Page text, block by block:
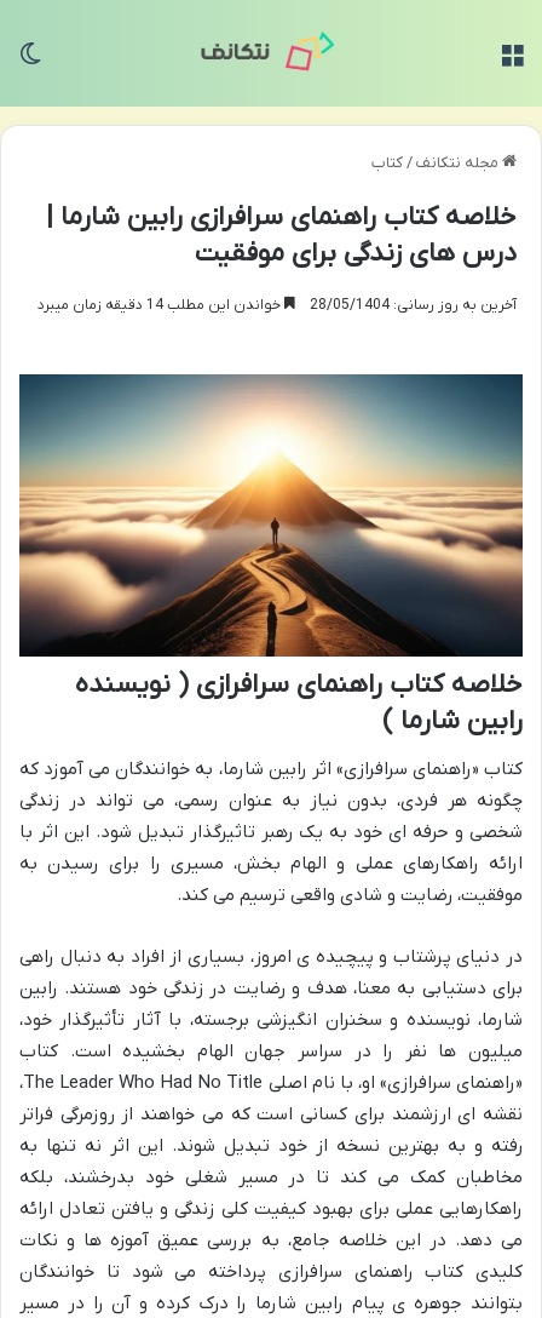
مجله نتکانف/کتاب
خلاصه کتاب راهنمای سرافرازی رابین شارما |
درس های زندگی برای موفقیت
آخرین به روز رسانی: 28/05/1404 خواندن این مطلب 14 دقیقه زمان میبرد
خلاصه کتاب راهنمای سرافرازی ( نویسنده
رابین شارما )
کتاب «راهنمای سرافرازی» اثر رابین شارما، به خوانندگان می آموزد که
چگونه هر فردی، بدون نیاز به عنوان رسمی، می تواند در زندگی
شخصی و حرفه ای خود به یک رهبر تاثیرگذار تبدیل شود. این اثر با
ارائه راهکارهای عملی و الهام بخش، مسیری را برای رسیدن به
موفقیت، رضایت و شادی واقعی ترسیم می کند.
در دنیای پرشتاب و پیچیده ی امروز، بسیاری از افراد به دنبال راهی
برای دستیابی به معنا، هدف و رضایت در زندگی خود هستند. رابین
شارما، نویسنده و سخنران انگیزشی برجسته، با آثار تأثیرگذار خود،
میلیون ها نفر را در سراسر جهان الهام بخشیده است. کتاب
«راهنمای سرافرازی» او، با نام اصلی The Leader Who Had No Title،
نقشه ای ارزشمند برای کسانی است که می خواهند از روزمرگی فراتر
رفته و به بهترین نسخه از خود تبدیل شوند. این اثر نه تنها به
مخاطبان کمک می کند تا در مسیر شغلی خود بدرخشند، بلکه
راهکارهایی عملی برای بهبود کیفیت کلی زندگی و یافتن تعادل ارائه
می دهد. در این خلاصه جامع، به بررسی عمیق آموزه ها و نکات
کلیدی کتاب راهنمای سرافرازی پرداخته می شود تا خوانندگان
بتوانند جوهره ی پیام رابین شارما را درک کرده و آن را در مسیر